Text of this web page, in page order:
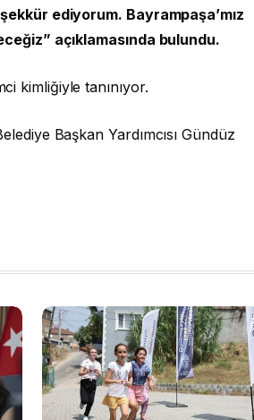
ediyorum. Bayrampaşa’mız
açıklamasında bulundu.
kimliğiyle tanınıyor.
Başkan Yardımcısı Gündüz